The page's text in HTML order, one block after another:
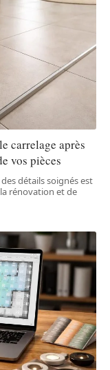
carrelage après
vos pièces
détails soignés est
rénovation et de